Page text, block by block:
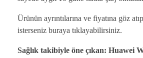
Ürünün ayrıntılarına ve fiyatına göz
isterseniz buraya tıklayabilirsiniz.
Sağlık takibiyle öne çıkan: Huawei